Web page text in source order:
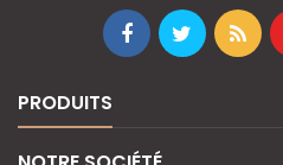
PRODUITS